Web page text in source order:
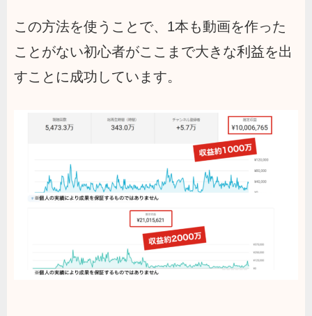
この方法を使うことで、1本も動画を作った
ことがない初心者がここまで大きな利益を出
すことに成功しています。